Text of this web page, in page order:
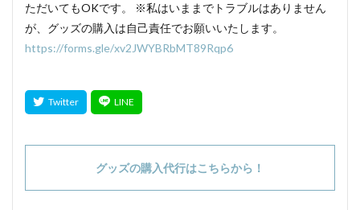
ただいてもOKです。 ※私はいままでトラブルはありません
が、グッズの購入は自己責任でお願いいたします。
https://forms.gle/xv2JWYBRbMT89Rqp6
グッズの購入代行はこちらから！